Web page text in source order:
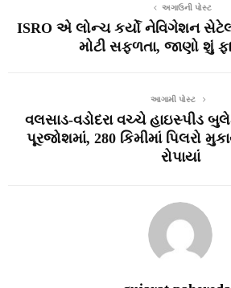
અગાઉની પોસ્ટ
ISRO એ લોન્ચ કર્યો નેવિગેશન
મોટી સફળતા, જાણો શું
આગામી પોસ્ટ
વલસાડ-વડોદરા વચ્ચે હાઇસ્પીડ
પૂરજોશમાં, 280 કિમીમાં પિલરો
રોપાયાં